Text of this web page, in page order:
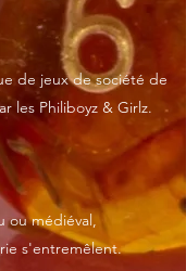
de jeux de société de
les Philiboyz & Girlz.
ou médiéval,
s'entremêlent.